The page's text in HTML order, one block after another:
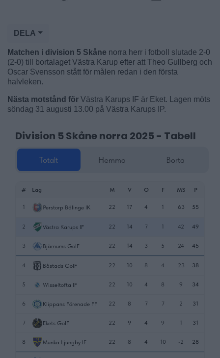
DELA
Matchen i division 5 Skåne norra herr i fotboll slutade 2-0
(2-0) till bortalaget Västra Karup efter att Theo Gullberg och
Oscar Svensson stått för målen redan i den första
halvleken.
Nästa motstånd för Västra Karups IF är Eket. Lagen möts
söndag 31 augusti 13.00 på Västra Karups IP.